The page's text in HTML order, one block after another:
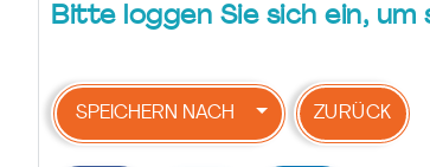
Bitte loggen Sie sich ein,
SPEICHERN NACH ZURÜCK